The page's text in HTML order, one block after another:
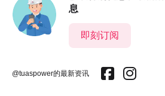
息
即刻订阅
@tuaspower的最新资讯